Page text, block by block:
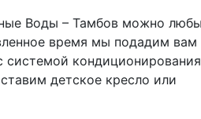
Воды – Тамбов можно
время мы подадим вам
детское кресло или